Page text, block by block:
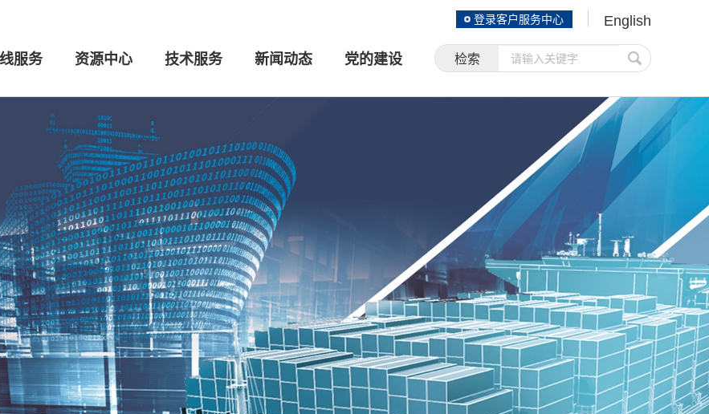
English
登录客户服务中心
检索
服务 资源中心 技术服务 新闻动态 党的建设